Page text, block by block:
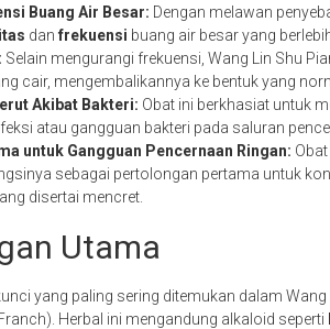
Buang Air Besar: Dengan melawan
dan frekuensi buang air besar yang
Selain mengurangi frekuensi, Wang Lin Shu
cair, mengembalikannya ke bentuk yang
Akibat Bakteri: Obat ini berkhasiat untuk
atau gangguan bakteri pada saluran
untuk Gangguan Pencernaan Ringan:
sebagai pertolongan pertama untuk
disertai mencret.
Utama
yang paling sering ditemukan dalam Wang
Herbal ini mengandung alkaloid seperti